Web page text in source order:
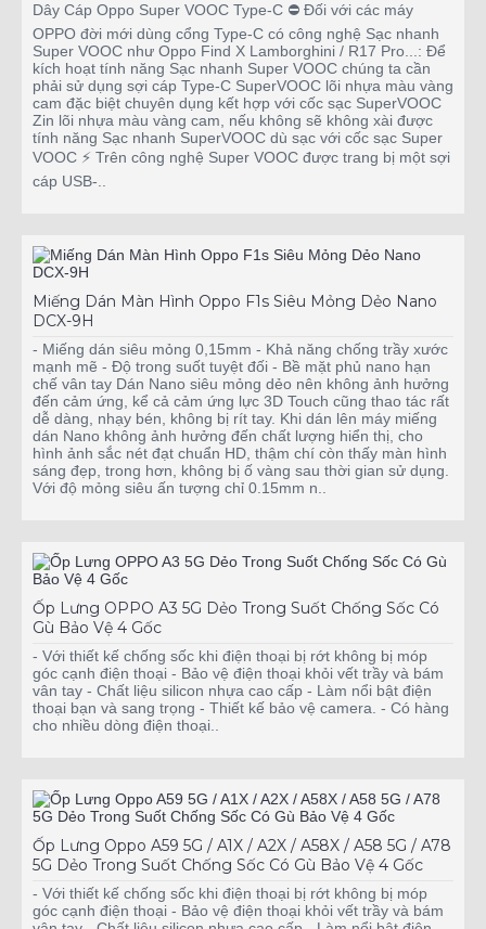
Dây Cáp Oppo Super VOOC Type-C ⛔ Đối với các máy
OPPO đời mới dùng cổng Type-C có công nghệ Sạc nhanh
Super VOOC như Oppo Find X Lamborghini / R17 Pro...: Để
kích hoạt tính năng Sạc nhanh Super VOOC chúng ta cần
phải sử dụng sợi cáp Type-C SuperVOOC lõi nhựa màu vàng
cam đặc biệt chuyên dụng kết hợp với cốc sạc SuperVOOC
Zin lõi nhựa màu vàng cam, nếu không sẽ không xài được
tính năng Sạc nhanh SuperVOOC dù sạc với cốc sạc Super
VOOC ⚡ Trên công nghệ Super VOOC được trang bị một sợi
cáp USB-..
Miếng Dán Màn Hình Oppo F1s Siêu Mỏng Dẻo Nano
DCX-9H
- Miếng dán siêu mỏng 0,15mm - Khả năng chống trầy xước
mạnh mẽ - Độ trong suốt tuyệt đối - Bề mặt phủ nano hạn
chế vân tay Dán Nano siêu mỏng dẻo nên không ảnh hưởng
đến cảm ứng, kể cả cảm ứng lực 3D Touch cũng thao tác rất
dễ dàng, nhạy bén, không bị rít tay. Khi dán lên máy miếng
dán Nano không ảnh hưởng đến chất lượng hiển thị, cho
hình ảnh sắc nét đạt chuẩn HD, thậm chí còn thấy màn hình
sáng đẹp, trong hơn, không bị ố vàng sau thời gian sử dụng.
Với độ mỏng siêu ấn tượng chỉ 0.15mm n..
Ốp Lưng OPPO A3 5G Dẻo Trong Suốt Chống Sốc Có
Gù Bảo Vệ 4 Gốc
- Với thiết kế chống sốc khi điện thoại bị rớt không bị móp
góc cạnh điện thoại - Bảo vệ điện thoại khỏi vết trầy và bám
vân tay - Chất liệu silicon nhựa cao cấp - Làm nổi bật điện
thoại bạn và sang trọng - Thiết kế bảo vệ camera. - Có hàng
cho nhiều dòng điện thoại..
Ốp Lưng Oppo A59 5G / A1X / A2X / A58X / A58 5G / A78
5G Dẻo Trong Suốt Chống Sốc Có Gù Bảo Vệ 4 Gốc
- Với thiết kế chống sốc khi điện thoại bị rớt không bị móp
góc cạnh điện thoại - Bảo vệ điện thoại khỏi vết trầy và bám